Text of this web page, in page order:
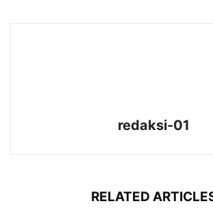
redaksi-01
RELATED